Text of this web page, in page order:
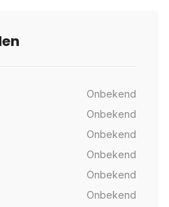
Onbekend
Onbekend
Onbekend
Onbekend
Onbekend
Onbekend